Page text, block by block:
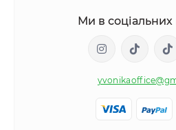
Ми в